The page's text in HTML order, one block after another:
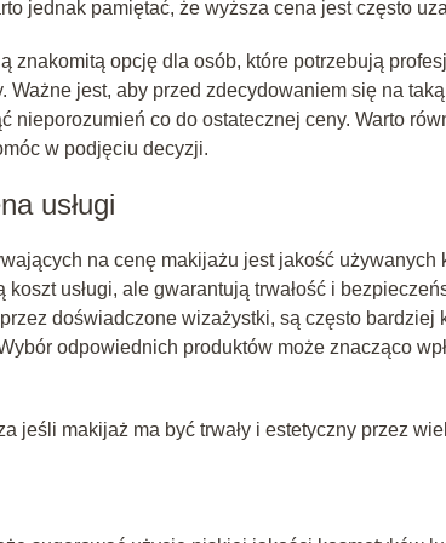
jednak pamiętać, że wyższa cena jest często
znakomitą opcję dla osób, które potrzebują
Ważne jest, aby przed zdecydowaniem się na
nieporozumień co do ostatecznej ceny. Warto
w podjęciu decyzji.
usługi
na cenę makijażu jest jakość używanych
usługi, ale gwarantują trwałość i
doświadczone wizażystki, są często bardziej
odpowiednich produktów może znacząco
jeśli makijaż ma być trwały i estetyczny przez